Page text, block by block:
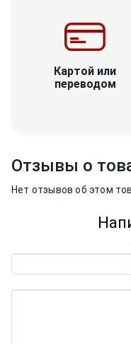
Картой или
переводом
Отзывы о
Нет отзывов об этом